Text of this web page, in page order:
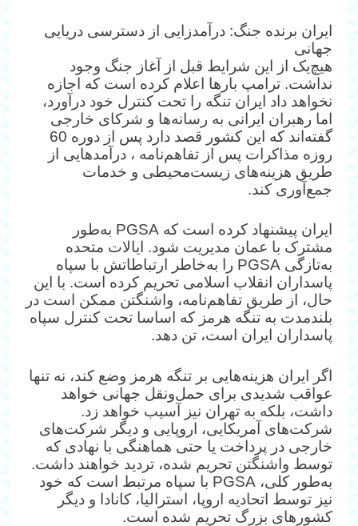
ایران برنده جنگ: درآمدزایی از دسترسی دریایی
جهانی
هیچ‌یک از این شرایط قبل از آغاز جنگ وجود
نداشت. ترامپ بارها اعلام کرده است که اجازه
نخواهد داد ایران تنگه را تحت کنترل خود درآورد،
اما رهبران ایرانی به رسانه‌ها و شرکای خارجی
گفته‌اند که این کشور قصد دارد پس از دوره 60
روزه مذاکرات پس از تفاهم‌نامه ، درآمدهایی از
طریق هزینه‌های زیست‌محیطی و خدمات
جمع‌آوری کند.
ایران پیشنهاد کرده است که PGSA به‌طور
مشترک با عمان مدیریت شود. ایالات متحده
به‌تازگی PGSA را به‌خاطر ارتباطاتش با سپاه
پاسداران انقلاب اسلامی تحریم کرده است. با این
حال، از طریق تفاهم‌نامه، واشنگتن ممکن است در
بلندمدت به تنگه هرمز که اساسا تحت کنترل سپاه
پاسداران ایران است، تن دهد.
اگر ایران هزینه‌هایی بر تنگه هرمز وضع کند، نه تنها
عواقب شدیدی برای حمل‌ونقل جهانی خواهد
داشت، بلکه به تهران نیز آسیب خواهد زد.
شرکت‌های آمریکایی، اروپایی و دیگر شرکت‌های
خارجی در پرداخت یا حتی هماهنگی با نهادی که
توسط واشنگتن تحریم شده، تردید خواهند داشت.
به‌طور کلی، PGSA با سپاه مرتبط است که خود
نیز توسط اتحادیه اروپا، استرالیا، کانادا و دیگر
کشورهای بزرگ تحریم شده است.